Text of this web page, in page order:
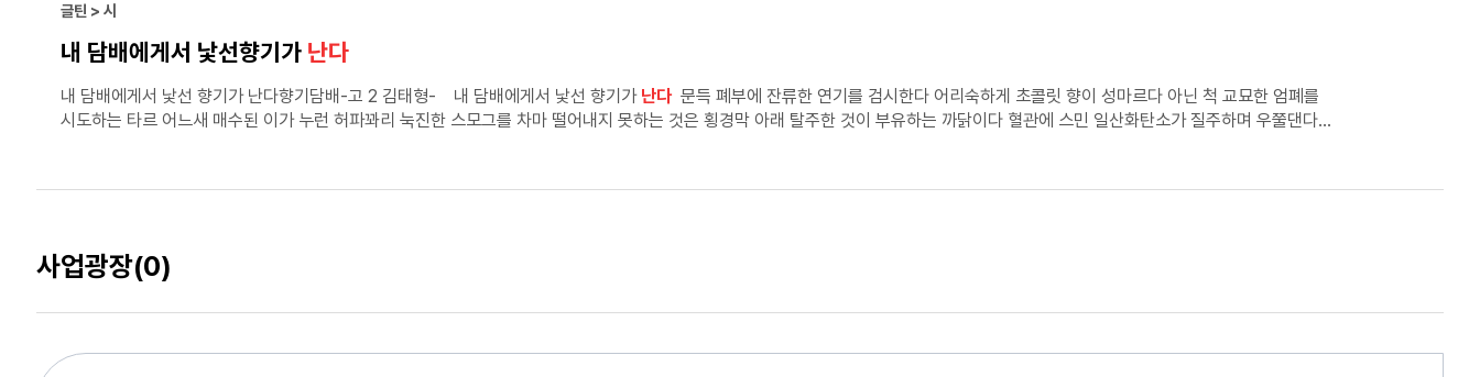
글틴 > 시
내 담배에게서 낯선향기가 난다
내 담배에게서 낯선 향기가 난다향기담배-고 2 김태형- 내 담배에게서 낯선 향기가 난다문득 폐부에 잔류한 연기를 검시한다 어리숙하게 초콜릿 향이 성마르다 아닌 척 교묘한 엄폐를
시도하는 타르 어느새 매수된 이가 누런 허파꽈리 눅진한 스모그를 차마 떨어내지 못하는 것은 횡경막 아래 탈주한 것이 부유하는 까닭이다 혈관에 스민 일산화탄소가 질주하며 우쭐댄다
사업광장(0)